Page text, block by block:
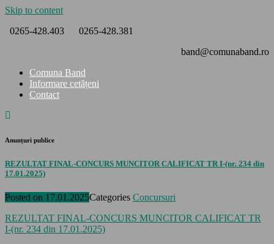
Skip to content
0265-428.403
0265-428.381
band@comunaband.ro
Comuna Band
Informare cetățeni
Contact
Anunțuri publice
REZULTAT FINAL-CONCURS MUNCITOR CALIFICAT TR I-(nr. 234 din
17.01.2025)
Posted on 17.01.2025Categories Concursuri
REZULTAT FINAL-CONCURS MUNCITOR CALIFICAT TR
I-(nr. 234 din 17.01.2025)